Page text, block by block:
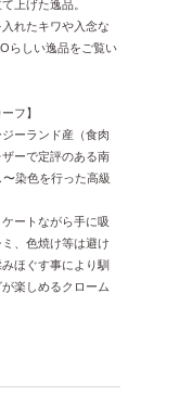
上げた逸品。
れたキワや入念な
らしい逸品をご覧い
フ】
ーランド産（食肉
ーで定評のある南
染色を行った高級
ートながら手に吸
、色焼け等は避け
ほぐす事により馴
楽しめるクローム